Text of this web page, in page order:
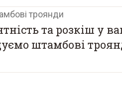
та розкіш у
штамбові